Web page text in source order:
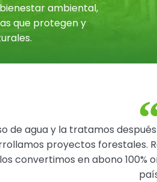
ambiental,
que protegen y
de agua y la tratamos
proyectos forestales.
convertimos en abono